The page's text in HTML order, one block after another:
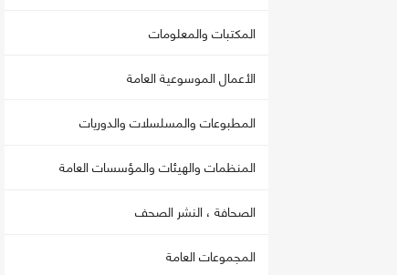
المكتبات والمعلومات
الأعمال الموسوعية العامة
المطبوعات والمسلسلات والدوريات
المنظمات والهيئات والمؤسسات العامة
الصحافة ، النشر الصحف
المجموعات العامة